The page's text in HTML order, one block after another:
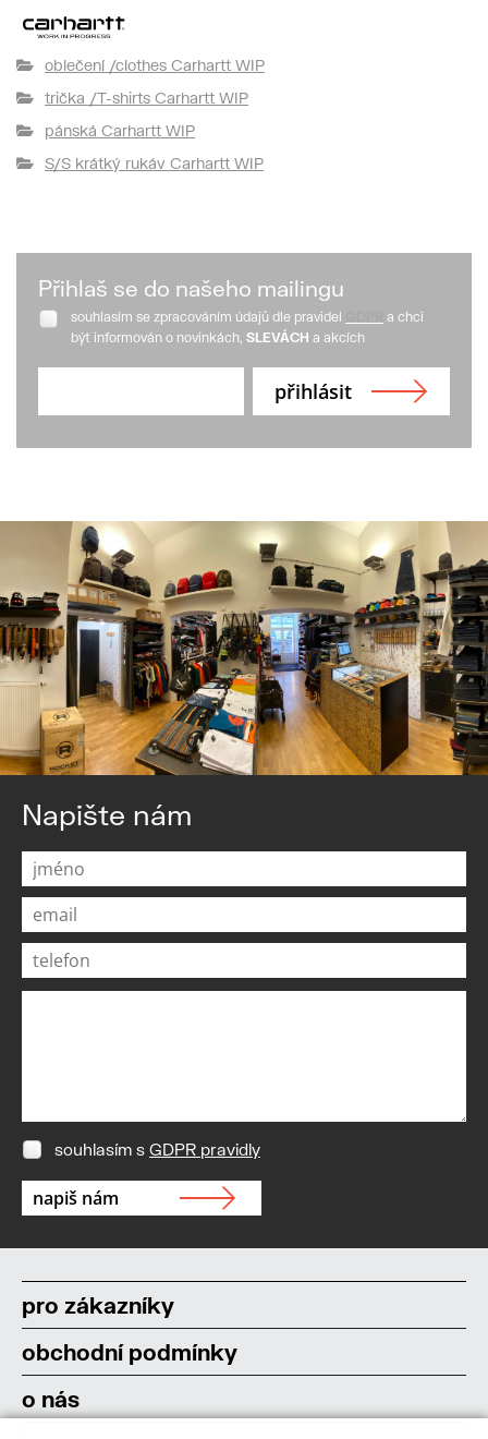
oblečení /clothes Carhartt WIP
trička /T-shirts Carhartt WIP
pánská Carhartt WIP
S/S krátký rukáv Carhartt WIP
Přihlaš se do našeho mailingu
souhlasím se zpracováním údajů dle pravidel
a chci
být informován o novinkách, SLEVÁCH a akcích
Napište nám
souhlasím s GDPR pravidly
pro zákazníky
obchodní podmínky
o nás